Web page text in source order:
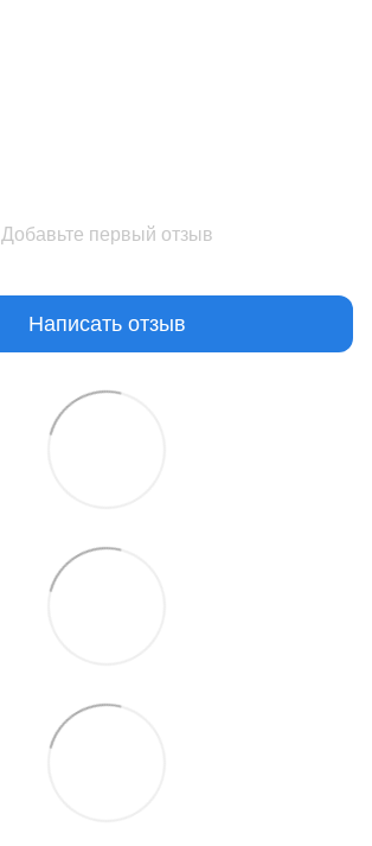
Добавьте первый отзыв
Написать отзыв